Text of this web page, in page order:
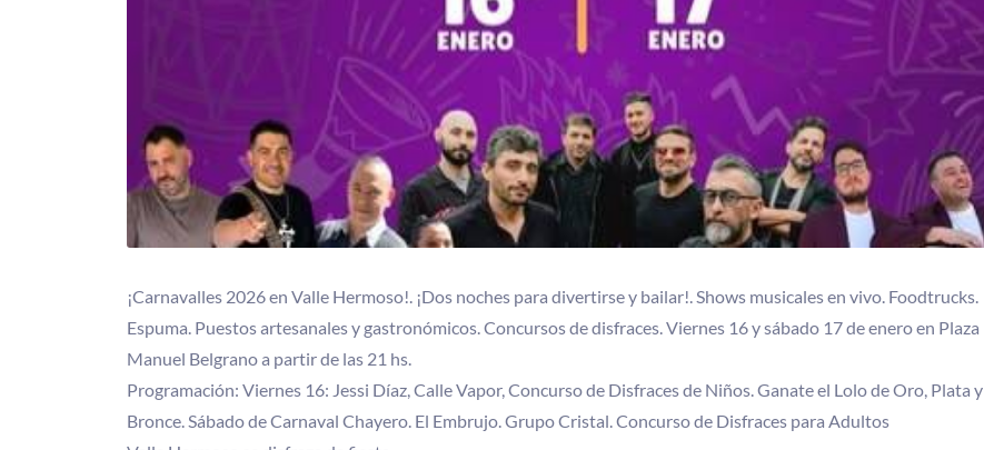
¡Carnavalles 2026 en Valle Hermoso!. ¡Dos noches para divertirse y bailar!. Shows musicales en vivo. Foodtrucks.
Espuma. Puestos artesanales y gastronómicos. Concursos de disfraces. Viernes 16 y sábado 17 de enero en Plaza
Manuel Belgrano a partir de las 21 hs.
Programación: Viernes 16: Jessi Díaz, Calle Vapor, Concurso de Disfraces de Niños. Ganate el Lolo de Oro, Plata y
Bronce. Sábado de Carnaval Chayero. El Embrujo. Grupo Cristal. Concurso de Disfraces para Adultos